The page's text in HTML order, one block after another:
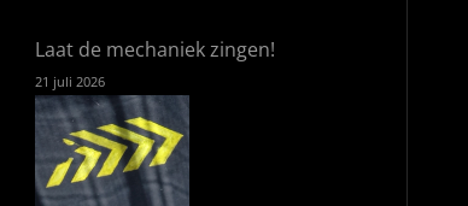
Laat de mechaniek zingen!
21 juli 2026